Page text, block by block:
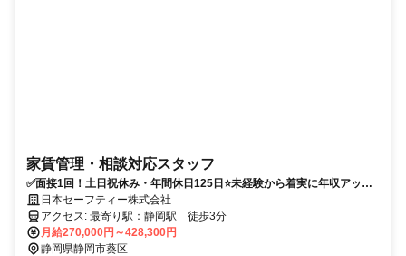
分） ◎月間の平均残業時間は30時間以内です。 ◎夜間勤務や深夜の
呼び出しなどは一切ありません。 【勤務曜日】 月曜日...
仕事内容: 【────しっかり稼げて、私生活も大切にできる】 そんな
働き方を日本セーフティーで叶えませんか？ ⭐土日祝休み×年間休日
125日×残業少なめ！ ⭐一生モノのスキルを磨いて、年収46...
固定時間制 交通費支給